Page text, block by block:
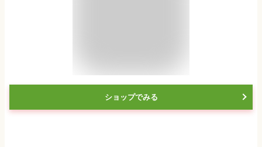
ショップでみる